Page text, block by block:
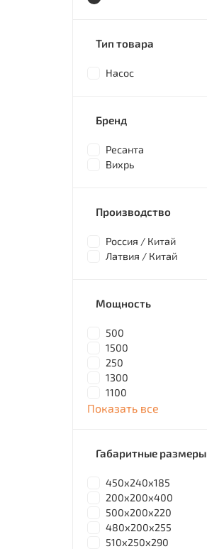
Тип товара
Насос
Бренд
Ресанта
Вихрь
Производство
Россия / Китай
Латвия / Китай
Мощность
500
1500
250
1300
1100
Показать все
Габаритные размеры
450х240х185
200х200х400
500х200х220
480х200х255
510х250х290